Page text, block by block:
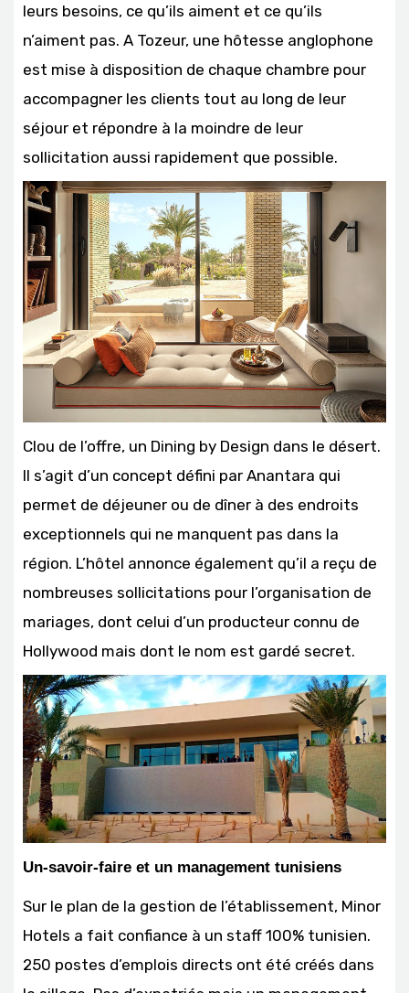
leurs besoins, ce qu’ils aiment et ce qu’ils
n’aiment pas. A Tozeur, une hôtesse anglophone
est mise à disposition de chaque chambre pour
accompagner les clients tout au long de leur
séjour et répondre à la moindre de leur
sollicitation aussi rapidement que possible.
Clou de l’offre, un Dining by Design dans le désert.
Il s’agit d’un concept défini par Anantara qui
permet de déjeuner ou de dîner à des endroits
exceptionnels qui ne manquent pas dans la
région. L’hôtel annonce également qu’il a reçu de
nombreuses sollicitations pour l’organisation de
mariages, dont celui d’un producteur connu de
Hollywood mais dont le nom est gardé secret.
Un-savoir-faire et un management tunisiens
Sur le plan de la gestion de l’établissement, Minor
Hotels a fait confiance à un staff 100% tunisien.
250 postes d’emplois directs ont été créés dans